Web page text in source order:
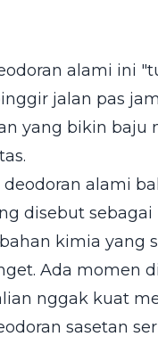
alami ini
jalan pas
yang bikin baju
alami
disebut
kimia yang
Ada momen
nggak kuat
sasetan